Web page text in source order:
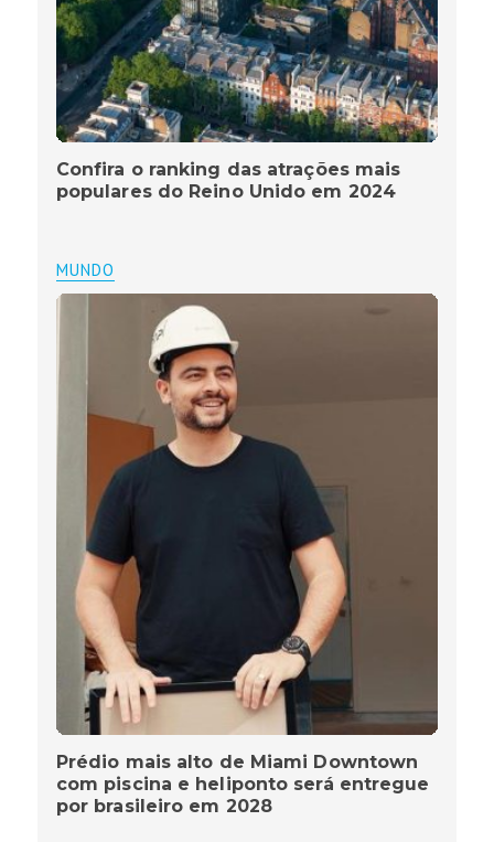
Confira o ranking das atrações mais
populares do Reino Unido em 2024
MUNDO
Prédio mais alto de Miami Downtown
com piscina e heliponto será entregue
por brasileiro em 2028